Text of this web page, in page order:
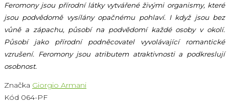
Feromony jsou přírodní látky vytvářené živými organismy, které
jsou podvědomě vysílány opačnému pohlaví. I když jsou bez
vůně a zápachu, působí na podvědomí každé osoby v okolí.
Působí jako přírodní podněcovatel vyvolávající romantické
vzrušení. Feromony jsou atributem atraktivnosti a podkreslují
osobnost.
Značka Giorgio Armani
Kód 064-PF